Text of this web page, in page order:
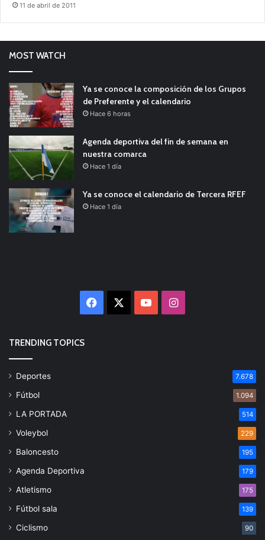
11 de abril de 2011
MOST WATCH
Ya se conoce la composición de los Grupos
de Preferente y el calendario
Hace 6 horas
Agenda deportiva del fin de semana en
nuestra comarca
Hace 1 día
Ya se conoce el calendario de Tercera RFEF
Hace 1 día
Facebook YouTubeInstagram
TRENDING TOPICS
Deportes 7.678
Fútbol 1.094
LA PORTADA 514
Voleybol 229
Baloncesto 195
Agenda Deportiva 179
Atletismo 175
Fútbol sala 139
Ciclismo 90